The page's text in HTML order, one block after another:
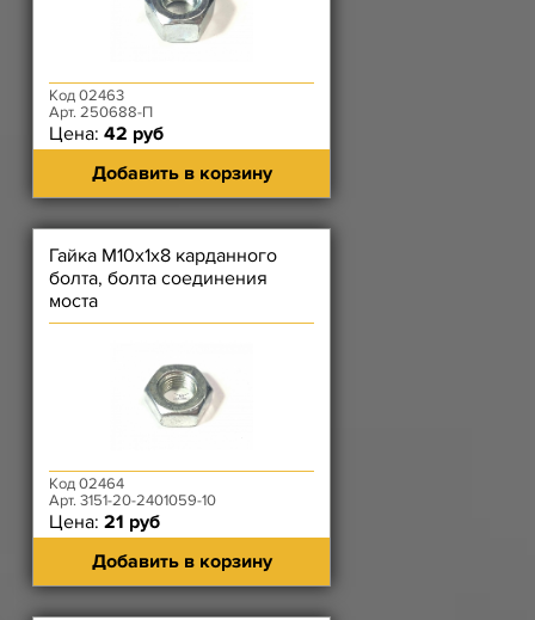
Код 02463
Арт. 250688-П
Цена: 42 руб
Добавить в корзину
Гайка М10х1х8 карданного
болта, болта соединения
моста
Код 02464
Арт. 3151-20-2401059-10
Цена: 21 руб
Добавить в корзину